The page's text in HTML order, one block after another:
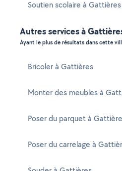
Soutien scolaire à Gattières
Autres services à
Ayant le plus de résultats dans cette
Bricoler à Gattières
Monter des meubles à
Poser du parquet à
Poser du carrelage à